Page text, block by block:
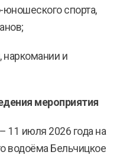
спорта,
наркомании и
мероприятия
11 июля 2026 года на
водоёма Бельчицкое